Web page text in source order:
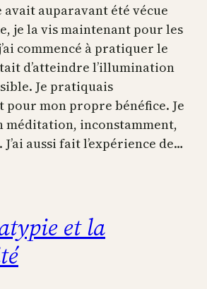
avait auparavant été vécue
je la vis maintenant pour les
commencé à pratiquer le
d’atteindre l’illumination
Je pratiquais
mon propre bénéfice. Je
méditation, inconstamment,
J’ai aussi fait l’expérience de…
et la